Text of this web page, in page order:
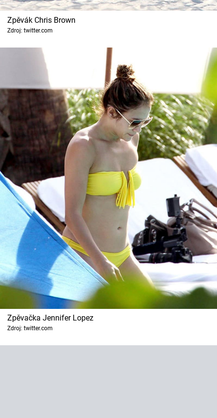
Zpěvák Chris Brown
Zdroj: twitter.com
Zpěvačka Jennifer Lopez
Zdroj: twitter.com